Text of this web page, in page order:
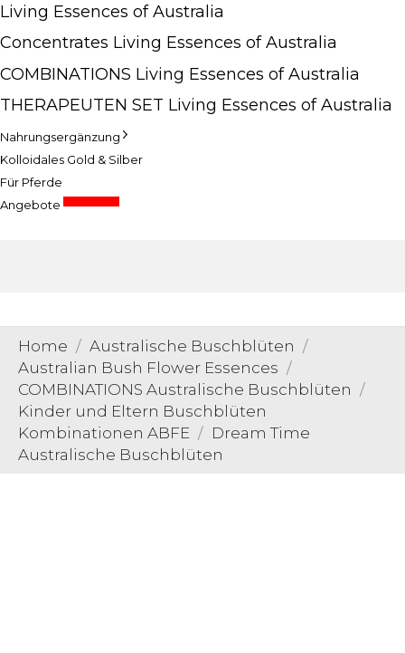
Living Essences of Australia
Concentrates Living Essences of Australia
COMBINATIONS Living Essences of Australia
THERAPEUTEN SET Living Essences of Australia
Nahrungsergänzung
Kolloidales Gold & Silber
Für Pferde
Angebote
Home
Australische Buschblüten
Australian Bush Flower Essences
COMBINATIONS Australische Buschblüten
Kinder und Eltern Buschblüten
Kombinationen ABFE
Dream Time
Australische Buschblüten